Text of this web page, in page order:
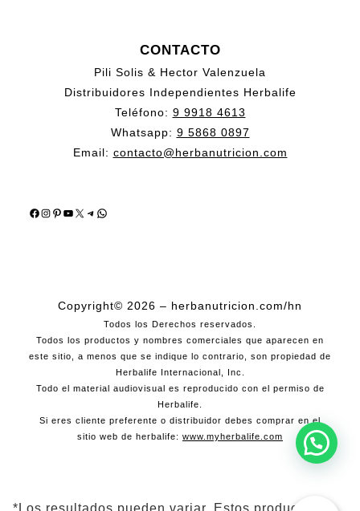
CONTACTO
Pili Solis & Hector Valenzuela
Distribuidores Independientes Herbalife
Teléfono: 9 9918 4613
Whatsapp: 9 5868 0897
Email: contacto@herbanutricion.com
Facebook
Instagram
Pinterest
YouTube
X Telegram
WhatsApp
Copyright© 2026 – herbanutricion.com/hn
Todos los Derechos reservados.
Todos los productos y nombres comerciales que aparecen en
este sitio, a menos que se indique lo contrario, son propiedad de
Herbalife Internacional, Inc.
Todo el material audiovisual es reproducido con el permiso de
Herbalife.
Si eres cliente preferente o distribuidor debes comprar en el
sitio web de herbalife: www.myherbalife.com
*Los resultados pueden variar. Estos productos no